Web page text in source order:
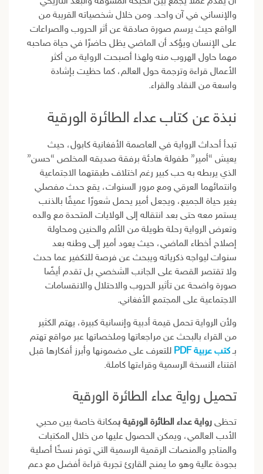
والإنساني في آن واحد. ومن خلال شخصياته القريبة من
الواقع حيث يرسم صورة صادقة عن أثر الحروب والصراعات
على الإنسان ويؤكد أن الماضي يظل حاضرًا في حياة صاحبه
مهما حاول الهروب منه ولهذا أصبحت الرواية من أكثر
الأعمال قراءة وترجمة حول العالم، كما حظيت بإشادة
واسعة من النقاد والقراء.
نبذة عن كتاب عداء الطائرة الورقية
تبدأ أحداث الرواية في العاصمة الأفغانية كابول، حيث
يعيش “أمير” طفولة هادئة برفقة صديقه المخلص “حسن”
الذي يربطه به حب كبير رغم اختلاف طبقتهما الاجتماعية
وانتمائهما العرقي ومع مرور السنوات، يقع حدث مفصلي
يغير حياة الجميع، ويجعل أمير يحمل شعورًا عميقًا بالذنب
يستمر معه حتى بعد انتقاله إلى الولايات المتحدة مع والده
وتعرض الرواية رحلة طويلة من الألم والحنين ومحاولة
إصلاح أخطاء الماضي، حيث يعود أمير إلى وطنه بعد
سنوات ليواجه ذكرياته ويبحث عن فرصة للتكفير عما حدث
ولا تقتصر القصة على الجانب الشخصي بل تقدم أيضًا
صورة واضحة عن تأثير الحروب والاحتلال والانقسامات
الاجتماعية على المجتمع الأفغاني.
ولأن الرواية تحمل قيمة أدبية وإنسانية كبيرة، يهتم الكثير
من القراء بالبحث عن مراجعاتها وملخصاتها عبر مواقع تهتم
بـكتب عربية PDF
للتعرف على مضمونها وأبرز أفكارها قبل
اقتناء النسخة الرسمية وقراءتها كاملة.
تحميل رواية عداء الطائرة الورقية
تحظى رواية عداء الطائرة الورقية بمكانة خاصة بين محبي
الأدب العالمي، ويمكن الحصول عليها من خلال المكتبات
والمتاجر والمنصات الرقمية الرسمية التي توفر نسخًا أصلية
بجودة عالية وهو ما يمنح القارئ تجربة قراءة أفضل مع دعم